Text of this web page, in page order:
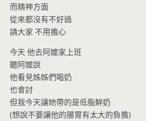
而精神方面
從來都沒有不好過
請大家 不用擔心
今天 他去阿嬤家上班
聽阿嬤說
他看見姊姊們喝奶
也會討
但我今天讓她帶的是低脂鮮奶
(想說不要讓他的腸胃有太大的負擔)